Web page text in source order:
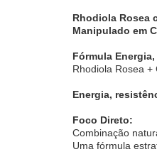
Rhodiola Rosea
Manipulado em
Fórmula
Rhodiola Rosea +
Energia,
Foco Direto:
Combinação
Uma fórmula